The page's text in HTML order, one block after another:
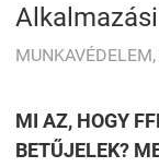
MI AZ, HOGY
BETŰJELEK?